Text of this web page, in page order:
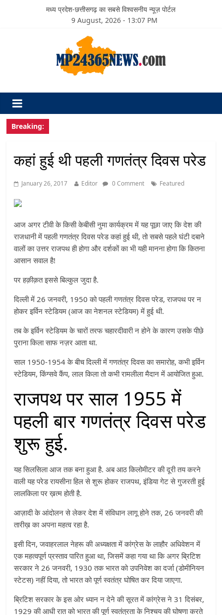
मध्य प्रदेश-छत्तीसगढ़ का सबसे विश्वसनीय न्यूज़ पोर्टल
9 August, 2026 - 13:07 PM
Breaking:
कहां हुई थी पहली गणतंत्र दिवस परेड
January 26, 2017 Editor 0 Comment Featured
आज अगर टीवी के किसी केबीसी नुमा कार्यक्रम में यह पूछा जाए कि देश की
राजधानी में पहली गणतंत्र दिवस परेड कहां हुई थी, तो सबसे पहले घंटी दबाने
वालों का उत्तर राजपथ ही होगा और दर्शकों का भी यही मानना होगा कि कितना
आसान सवाल है!
पर हक़ीक़त इससे बिल्कुल जुदा है.
दिल्ली में 26 जनवरी, 1950 को पहली गणतंत्र दिवस परेड, राजपथ पर न
होकर इर्विन स्टेडियम (आज का नेशनल स्टेडियम) में हुई थी.
तब के इर्विन स्टेडियम के चारों तरफ चहारदीवारी न होने के कारण उसके पीछे
पुराना किला साफ नज़र आता था.
साल 1950-1954 के बीच दिल्ली में गणतंत्र दिवस का समारोह, कभी इर्विन
स्टेडियम, किंग्सवे कैंप, लाल किला तो कभी रामलीला मैदान में आयोजित हुआ.
राजपथ पर साल 1955 में
पहली बार गणतंत्र दिवस परेड
शुरू हुई.
यह सिलसिला आज तक बना हुआ है. अब आठ किलोमीटर की दूरी तय करने
वाली यह परेड रायसीना हिल से शुरू होकर राजपथ, इंडिया गेट से गुजरती हुई
लालकिला पर ख़त्म होती है.
आज़ादी के आंदोलन से लेकर देश में संविधान लागू होने तक, 26 जनवरी की
तारीख़ का अपना महत्व रहा है.
इसी दिन, जवाहरलाल नेहरू की अध्यक्षता में कांग्रेस के लाहौर अधिवेशन में
एक महत्वपूर्ण प्रस्ताव पारित हुआ था, जिसमें कहा गया था कि अगर ब्रिटिश
सरकार ने 26 जनवरी, 1930 तक भारत को उपनिवेश का दर्जा (डोमीनियन
स्टेटस) नहीं दिया, तो भारत को पूर्ण स्वतंत्र घोषित कर दिया जाएगा.
ब्रिटिश सरकार के इस ओर ध्यान न देने की सूरत में कांग्रेस ने 31 दिसंबर,
1929 की आधी रात को भारत की पूर्ण स्वतंत्रता के निश्चय की घोषणा करते